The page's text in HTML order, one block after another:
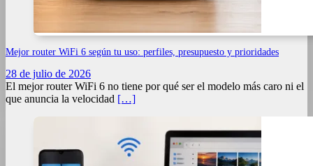
Mejor router WiFi 6 según tu uso: perfiles, presupuesto y prioridades
28 de julio de 2026
El mejor router WiFi 6 no tiene por qué ser el modelo más caro ni el
que anuncia la velocidad […]